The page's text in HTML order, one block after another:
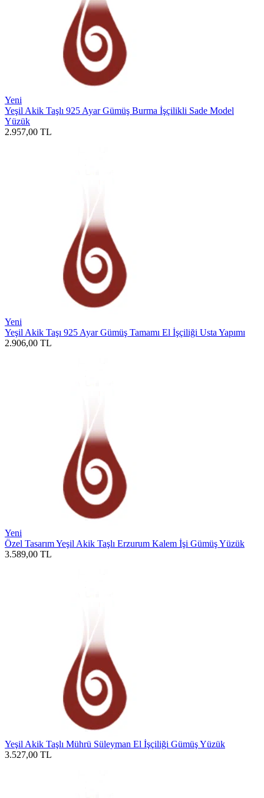
Yeni
Yeşil Akik Taşlı 925 Ayar Gümüş Burma İşçilikli Sade Model
Yüzük
2.957,00 TL
Yeni
Yeşil Akik Taşı 925 Ayar Gümüş Tamamı El İşçiliği Usta Yapımı
2.906,00 TL
Yeni
Özel Tasarım Yeşil Akik Taşlı Erzurum Kalem İşi Gümüş Yüzük
3.589,00 TL
Yeşil Akik Taşlı Mührü Süleyman El İşçiliği Gümüş Yüzük
3.527,00 TL